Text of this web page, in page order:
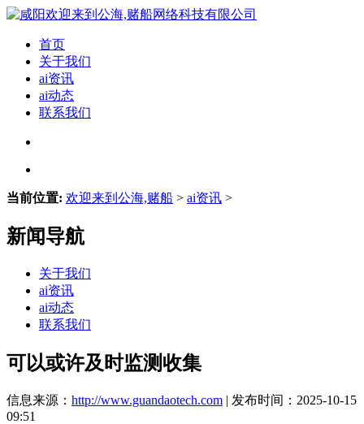
首页
关于我们
ai资讯
ai动态
联系我们
当前位置: 欢迎来到公海,赌船 > ai资讯 >
新闻导航
关于我们
ai资讯
ai动态
联系我们
可以或许及时监测收集
信息来源： http://www.guandaotech.com | 发布时间：2025-10-15
09:51